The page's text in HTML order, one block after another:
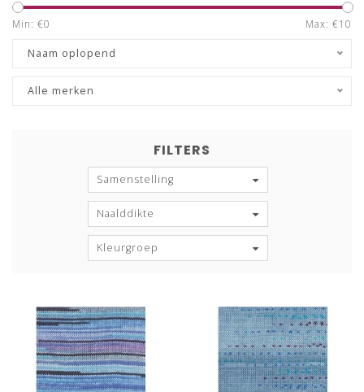
Min: €0 Max: €10
Naam oplopend
Alle merken
FILTERS
Samenstelling
Naalddikte
Kleurgroep